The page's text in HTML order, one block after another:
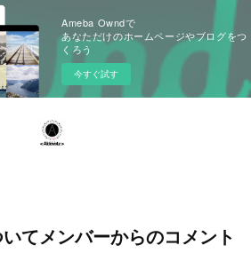
Ameba Owndで
あなただけのホームページやブログをつ
くろう
今すぐ試す
てメンバーからのコメント